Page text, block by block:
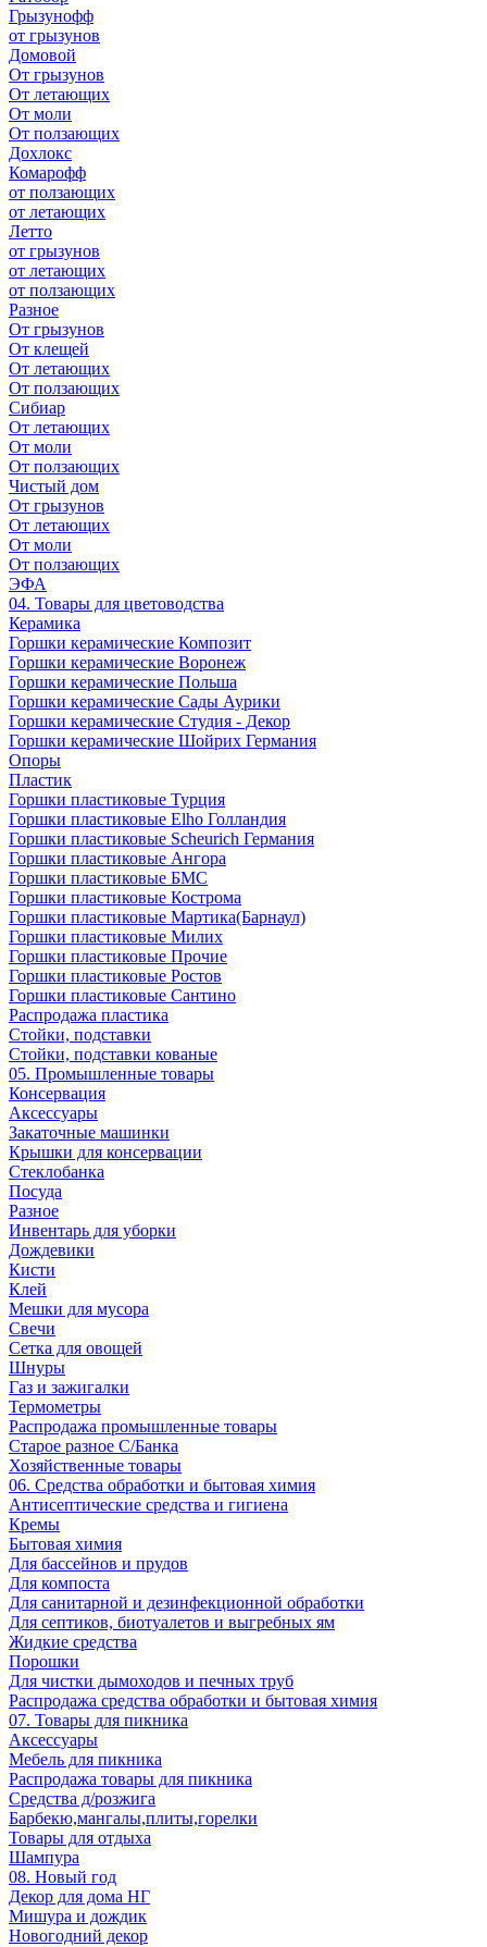
Грызунофф
от грызунов
Домовой
От грызунов
От летающих
От моли
От ползающих
Дохлокс
Комарофф
от ползающих
от летающих
Летто
от грызунов
от летающих
от ползающих
Разное
От грызунов
От клещей
От летающих
От ползающих
Сибиар
От летающих
От моли
От ползающих
Чистый дом
От грызунов
От летающих
От моли
От ползающих
ЭФА
04. Товары для цветоводства
Керамика
Горшки керамические Композит
Горшки керамические Воронеж
Горшки керамические Польша
Горшки керамические Сады Аурики
Горшки керамические Студия - Декор
Горшки керамические Шойрих Германия
Опоры
Пластик
Горшки пластиковые Турция
Горшки пластиковые Elho Голландия
Горшки пластиковые Scheuriсh Германия
Горшки пластиковые Ангора
Горшки пластиковые БМС
Горшки пластиковые Кострома
Горшки пластиковые Мартика(Барнаул)
Горшки пластиковые Милих
Горшки пластиковые Прочие
Горшки пластиковые Ростов
Горшки пластиковые Сантино
Распродажа пластика
Стойки, подставки
Стойки, подставки кованые
05. Промышленные товары
Консервация
Аксессуары
Закаточные машинки
Крышки для консервации
Стеклобанка
Посуда
Разное
Инвентарь для уборки
Дождевики
Кисти
Клей
Мешки для мусора
Свечи
Сетка для овощей
Шнуры
Газ и зажигалки
Термометры
Распродажа промышленные товары
Старое разное С/Банка
Хозяйственные товары
06. Средства обработки и бытовая химия
Антисептические средства и гигиена
Кремы
Бытовая химия
Для бассейнов и прудов
Для компоста
Для санитарной и дезинфекционной обработки
Для септиков, биотуалетов и выгребных ям
Жидкие средства
Порошки
Для чистки дымоходов и печных труб
Распродажа средства обработки и бытовая химия
07. Товары для пикника
Аксессуары
Мебель для пикника
Распродажа товары для пикника
Средства д/розжига
Барбекю,мангалы,плиты,горелки
Товары для отдыха
Шампура
08. Новый год
Декор для дома НГ
Мишура и дождик
Новогодний декор